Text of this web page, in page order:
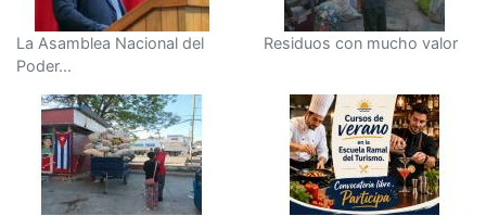
La Asamblea Nacional del
Poder...
Residuos con mucho valor